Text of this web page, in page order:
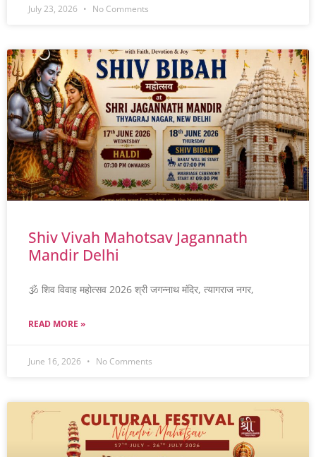
July 23, 2026 No Comments
Shiv Vivah Mahotsav Jagannath
Mandir Delhi
🕉️ शिव विवाह महोत्सव 2026 श्री जगन्नाथ मंदिर, त्यागराज नगर,
READ MORE »
June 16, 2026 No Comments